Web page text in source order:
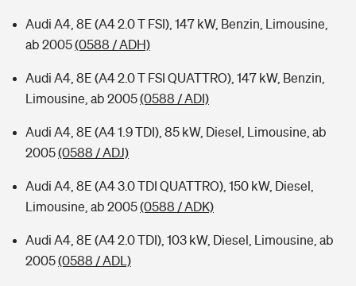
Audi A4, 8E (A4 2.0 T FSI), 147 kW, Benzin, Limousine,
ab 2005(0588 / ADH)
Audi A4, 8E (A4 2.0 T FSI QUATTRO), 147 kW, Benzin,
Limousine, ab 2005(0588 / ADI)
Audi A4, 8E (A4 1.9 TDI), 85 kW, Diesel, Limousine, ab
2005(0588 / ADJ)
Audi A4, 8E (A4 3.0 TDI QUATTRO), 150 kW, Diesel,
Limousine, ab 2005(0588 / ADK)
Audi A4, 8E (A4 2.0 TDI), 103 kW, Diesel, Limousine, ab
2005(0588 / ADL)